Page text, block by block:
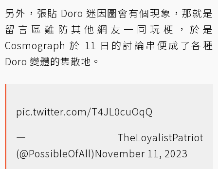
另外，張貼 Doro 迷因圖會有個現象，那就是
留言區難防其他網友一同玩梗，於是
Cosmograph 於 11 日的討論串便成了各種
Doro 變體的集散地。
pic.twitter.com/T4JL0cuOqQ
— TheLoyalistPatriot
(@PossibleOfAll)November 11, 2023